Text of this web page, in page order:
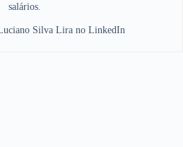
salários.
Silva Lira no LinkedIn